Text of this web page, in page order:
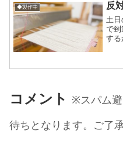
◆製作中 反
土日
で
する
来ま
コメント ※スパム
待ちとなります。ご了